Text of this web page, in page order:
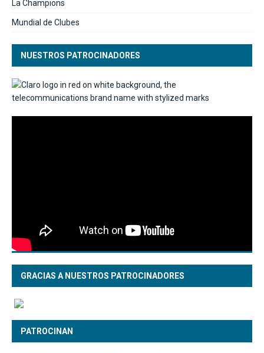
La Champions
Mundial de Clubes
NUESTROS PATROCINADORES
GRACIAS A NUESTROS PATROCINADORES
PATROCINAN